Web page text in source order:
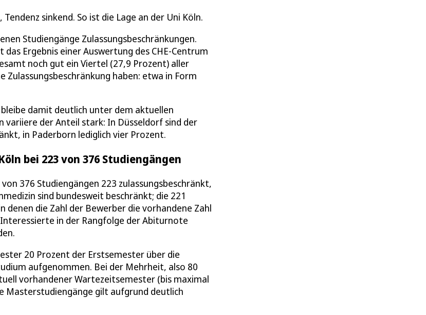
sinkend. So ist die Lage an der Uni Köln.
Studiengänge Zulassungsbeschränkungen.
Ergebnis einer Auswertung des CHE-Centrum
noch gut ein Viertel (27,9 Prozent) aller
haben: etwa in Form
damit deutlich unter dem aktuellen
variiere der Anteil stark: In Düsseldorf sind der
in Paderborn lediglich vier Prozent.
bei 223 von 376 Studiengängen
376 Studiengängen 223 zulassungsbeschränkt,
sind bundesweit beschränkt; die 221
die Zahl der Bewerber die vorhandene Zahl
in der Rangfolge der Abiturnote
20 Prozent der Erstsemester über die
aufgenommen. Bei der Mehrheit, also 80
vorhandener Wartezeitsemester (bis maximal
Masterstudiengänge gilt aufgrund deutlich